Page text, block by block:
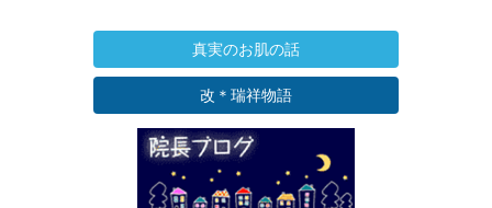
真実のお肌の話
改＊瑞祥物語